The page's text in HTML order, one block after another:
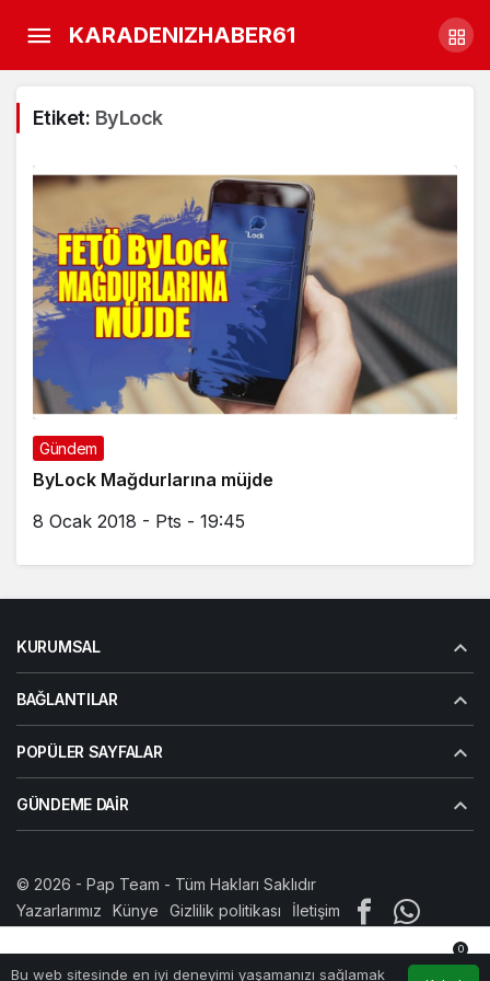
KARADENIZHABER61
Etiket: ByLock
Gündem
ByLock Mağdurlarına müjde
8 Ocak 2018 - Pts - 19:45
Bu web sitesinde en iyi deneyimi yaşamanızı sağlamak
KURUMSAL
BAĞLANTILAR
POPÜLER SAYFALAR
GÜNDEME DAIR
© 2026 - Pap Team - Tüm Hakları Saklıdır
Yazarlarımız
Künye Gizlilik politikası İletişim
0